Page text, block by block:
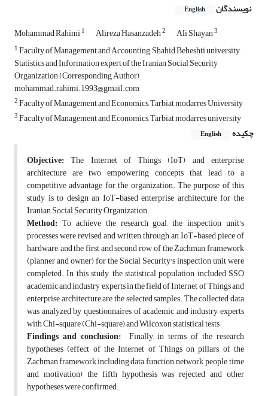
نویسندگان English
Mohammad Rahimi1 Alireza Hasanzadeh2 Ali Shayan3
1Faculty of Management and Accounting, Shahid Beheshti university,
Statistics and Information expert of the Iranian Social Security
Organization (Corresponding Author)
mohammad.rahimi.1993@gmail.com
2Faculty of Management and Economics, Tarbiat modarres University
3Faculty of Management and Economics, Tarbiat modarres university
چکیده
English
Objective: The Internet of Things (IoT) and enterprise
architecture are two empowering concepts that lead to a
competitive advantage for the organization. The purpose of this
study is to design an IoT-based enterprise architecture for the
Iranian Social Security Organization.
Method: To achieve the research goal, the inspection unit's
processes were revised and written through an IoT-based piece of
hardware, and the first and second row of the Zachman framework
(planner and owner) for the Social Security's inspection unit were
completed. In this study, the statistical population included SSO
academic and industry experts in the field of Internet of Things and
enterprise architecture are the selected samples. The collected data
was analyzed by questionnaires of academic and industry experts
with Chi-square (Chi-square) and Wilcoxon statistical tests
Findings and conclusion:Finally, in terms of the research
hypotheses (effect of the Internet of Things on pillars of the
Zachman framework including data, function, network, people, time
and motivation) the fifth hypothesis was rejected and other
hypotheses were confirmed.